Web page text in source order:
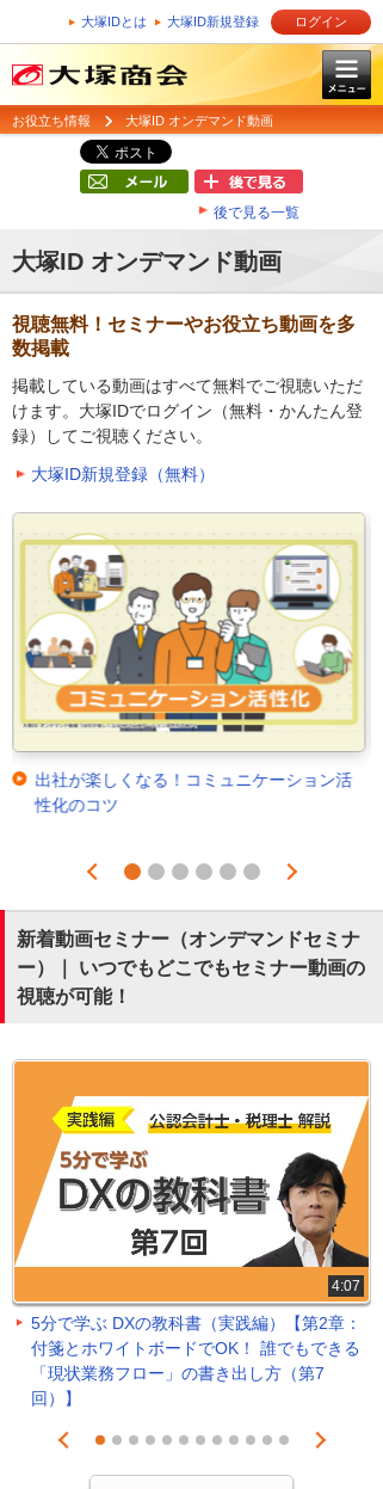
大塚IDとは 大塚ID新規登録 ログイン
お役立ち情報 大塚ID オンデマンド動画
後で見る一覧
大塚ID オンデマンド動画
視聴無料！セミナーやお役立ち動画を多
数掲載
掲載している動画はすべて無料でご視聴いただ
けます。大塚IDでログイン（無料・かんたん登
録）してご視聴ください。
大塚ID新規登録（無料）
出社が楽しくなる！コミュニケーション活
性化のコツ
Prev
1 2 3 4 5 6
Next
新着動画セミナー（オンデマンドセミナ
ー）｜ いつでもどこでもセミナー動画の
視聴が可能！
4:07
5分で学ぶ DXの教科書（実践編）【第2章：
付箋とホワイトボードでOK！ 誰でもできる
「現状業務フロー」の書き出し方（第7
回）】
Prev
1 2 3 4 5 6 7 8 9 101112
Next